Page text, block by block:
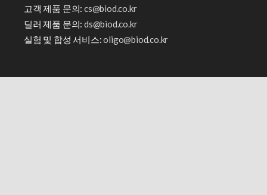
고객 제품 문의: cs@biod.co.kr
딜러 제품 문의: ds@biod.co.kr
실험 및 합성 서비스:oligo@biod.co.kr